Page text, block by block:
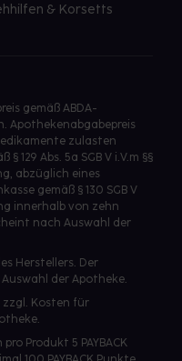
& Korsetts
gemäß ABDA-
Apothekenabgabepreis
zulasten
129 Abs. 5a SGB V i.V.m §§
abzüglich eines
gemäß § 130 SGB V
innerhalb von zehn
nach Auswahl der
Herstellers. Der
der Apotheke.
zzgl. Kosten für
Produkt 5 PAYBACK